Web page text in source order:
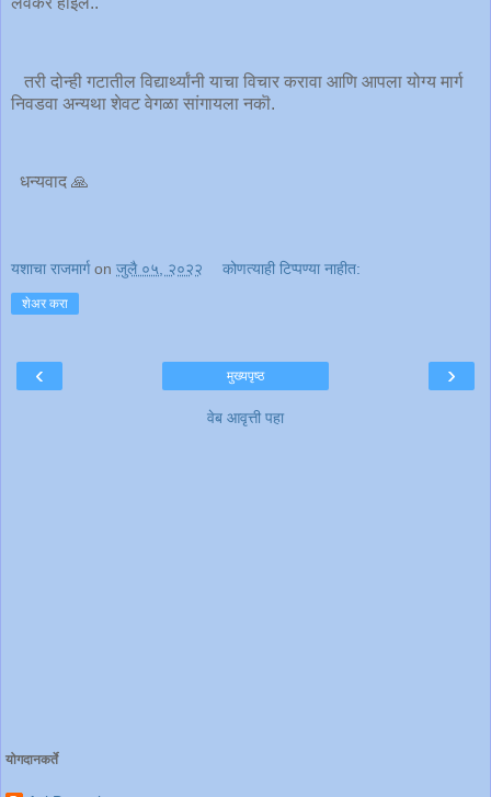
तरी दोन्ही गटातील विद्यार्थ्यांनी याचा विचार करावा आणि आपला योग्य मार्ग
निवडवा अन्यथा शेवट वेगळा सांगायला नकॊ.
धन्यवाद 🙏
यशाचा राजमार्ग on जुलै ०५, २०२२ कोणत्याही टिप्पण्‍या नाहीत:
शेअर करा
‹ ›
मुख्यपृष्ठ
वेब आवृत्ती पहा
योगदानकर्ते